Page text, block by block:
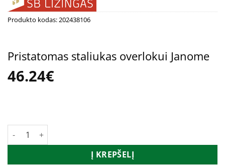
Produkto kodas:202438106
Pristatomas staliukas overlokui Janome
46.24€
produkto kiekis: Pristatomas staliukas overlokui Janome
Į KREPŠELĮ